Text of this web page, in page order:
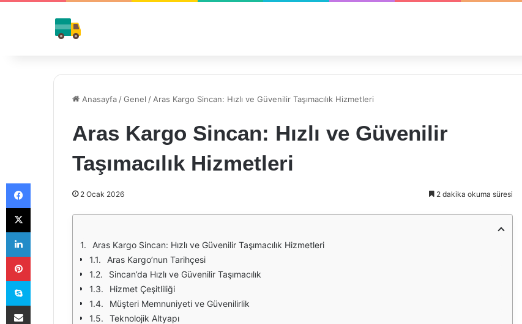
Anasayfa /Genel / Aras Kargo Sincan: Hızlı ve Güvenilir Taşımacılık Hizmetleri
Aras Kargo Sincan: Hızlı ve Güvenilir
Taşımacılık Hizmetleri
2 Ocak 2026 2 dakika okuma süresi
Aras Kargo Sincan: Hızlı ve Güvenilir Taşımacılık Hizmetleri
Aras Kargo’nun Tarihçesi
Sincan’da Hızlı ve Güvenilir Taşımacılık
Hizmet Çeşitliliği
Müşteri Memnuniyeti ve Güvenilirlik
Teknolojik Altyapı
Facebook
X
LinkedIn
Pinterest
Skype
E-Posta ile paylaş